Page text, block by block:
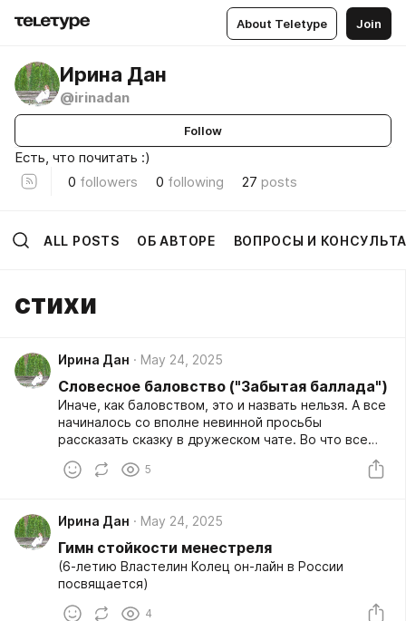
About Teletype Join
Ирина Дан
@irinadan
Follow
Есть, что почитать :)
0 followers 0 following 27 posts
ALL POSTS ОБ АВТОРЕ ВОПРОСЫ И
стихи
Ирина Дан May 24, 2025
Словесное баловство ("Забытая баллада")
Иначе, как баловством, это и назвать нельзя. А все
начиналось со вполне невинной просьбы
рассказать сказку в дружеском чате. Во что все
строго не судить, ибо первая версия имела вид
идеальна, возможно потом я что-то отредактирую.
А сейчас выложу как есть, пока чернила еще не
просохли :)
5
Ирина Дан May 24, 2025
Гимн стойкости менестреля
(6-летию Властелин Колец он-лайн в России
посвящается)
4